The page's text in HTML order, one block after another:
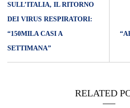
SULL’ITALIA, IL RITORNO
DEI VIRUS RESPIRATORI:
“150MILA CASI A
SETTIMANA”
RELATED